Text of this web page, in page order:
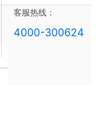
客服热线：
4000-300624